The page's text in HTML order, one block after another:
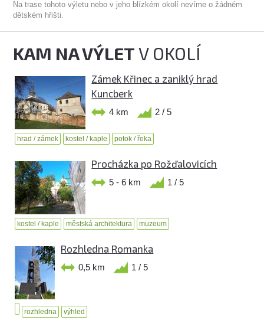
Na trase tohoto výletu nebo v jeho blízkém okolí nevíme o žádném
dětském hřišti.
KAM NA VÝLETV OKOLÍ
Zámek Křinec a zaniklý hrad
Kuncberk
4 km 2 / 5
hrad / zámek kostel / kaple potok / řeka
Procházka po Rožďalovicích
5 - 6 km 1 / 5
kostel / kaple městská architektura muzeum
Rozhledna Romanka
0,5 km 1 / 5
rozhledna výhled